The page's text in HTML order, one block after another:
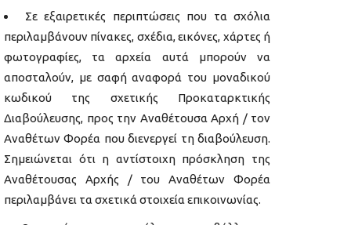
Σε εξαιρετικές περιπτώσεις που τα σχόλια
περιλαμβάνουν πίνακες, σχέδια, εικόνες, χάρτες ή
φωτογραφίες, τα αρχεία αυτά μπορούν να
αποσταλούν, με σαφή αναφορά του μοναδικού
κωδικού της σχετικής Προκαταρκτικής
Διαβούλευσης, προς την Αναθέτουσα Αρχή / τον
Αναθέτων Φορέα που διενεργεί τη διαβούλευση.
Σημειώνεται ότι η αντίστοιχη πρόσκληση της
Αναθέτουσας Αρχής / του Αναθέτων Φορέα
περιλαμβάνει τα σχετικά στοιχεία επικοινωνίας.